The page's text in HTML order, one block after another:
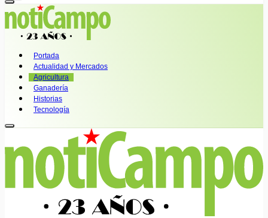
Portada
Actualidad y Mercados
Agricultura
Ganadería
Historias
Tecnología